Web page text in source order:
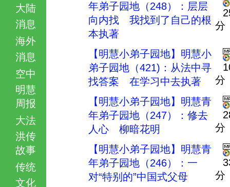
大陆
消息
海外
消息
空中
明慧
周报
大法
洪传
故事
传统
文化
年弟子园地（248）：层层
向内找 我找到了自己的根
本执著
分
【明慧小弟子园地】明慧小
弟子园地（421)：从法中寻
找答案 在学习中去执著
分
【明慧小弟子园地】明慧青
年弟子园地（247）：修去
人心 柳暗花明
分
【明慧小弟子园地】明慧青
年弟子园地（246）：一
对“特别的”中国式父母
分